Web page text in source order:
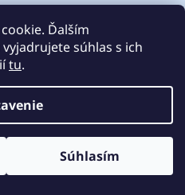
Ďalším
súhlas s ich
tu.
Súhlasím
zasielať informácie o
podmienkami ochrany